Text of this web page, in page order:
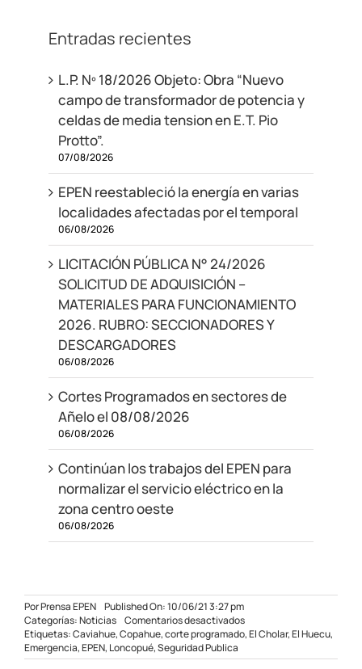
Entradas recientes
L.P. Nº 18/2026 Objeto: Obra “Nuevo
campo de transformador de potencia y
celdas de media tension en E.T. Pio
Protto”.
07/08/2026
EPEN reestableció la energía en varias
localidades afectadas por el temporal
06/08/2026
LICITACIÓN PÚBLICA N° 24/2026
SOLICITUD DE ADQUISICIÓN –
MATERIALES PARA FUNCIONAMIENTO
2026. RUBRO: SECCIONADORES Y
DESCARGADORES
06/08/2026
Cortes Programados en sectores de
Añelo el 08/08/2026
06/08/2026
Continúan los trabajos del EPEN para
normalizar el servicio eléctrico en la
zona centro oeste
06/08/2026
PorPrensa EPEN Published On: 10/06/21 3:27 pm
Categorías:Noticias Comentarios desactivadosen
Trabajos
emergencia
Etiquetas:Caviahue,Copahue,corte programado,El Cholar,El Huecu,
Emergencia,EPEN, Loncopué,Seguridad Publica